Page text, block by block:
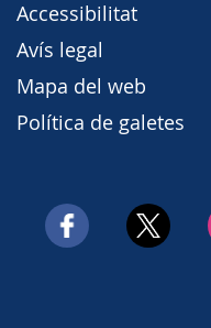
Accessibilitat
Avís legal
Mapa del web
Política de galetes